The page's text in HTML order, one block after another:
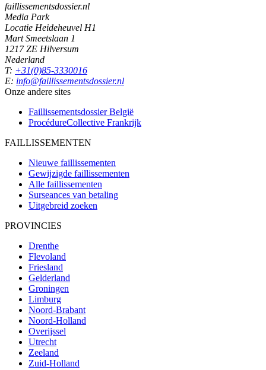
faillissementsdossier.nl
Media Park
Locatie Heideheuvel H1
Mart Smeetslaan 1
1217 ZE Hilversum
Nederland
T: +31(0)85-3330016
E: info@faillissementsdossier.nl
Onze andere sites
Faillissementsdossier België
ProcédureCollective Frankrijk
FAILLISSEMENTEN
Nieuwe faillissementen
Gewijzigde faillissementen
Alle faillissementen
Surseances van betaling
Uitgebreid zoeken
PROVINCIES
Drenthe
Flevoland
Friesland
Gelderland
Groningen
Limburg
Noord-Brabant
Noord-Holland
Overijssel
Utrecht
Zeeland
Zuid-Holland